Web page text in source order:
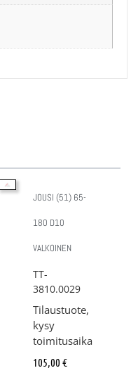
JOUSI (51) 65-
180 D10
VALKOINEN
TT-
3810.0029
Tilaustuote,
kysy
toimitusaika
105,00 €